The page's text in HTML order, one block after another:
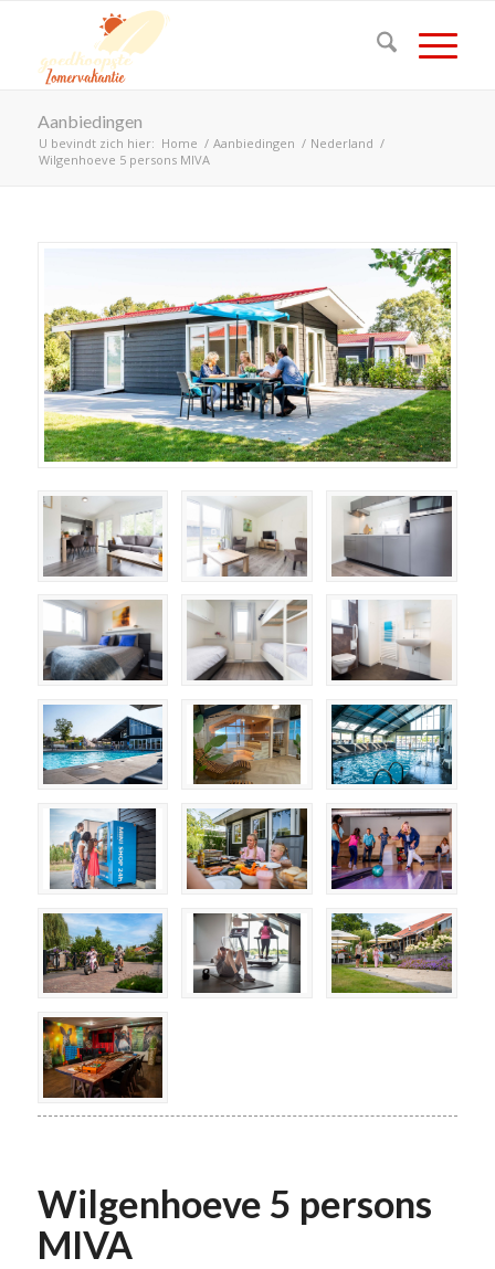
Aanbiedingen
U bevindt zich hier: Home / Aanbiedingen / Nederland /
Wilgenhoeve 5 persons MIVA
Wilgenhoeve 5 persons
MIVA